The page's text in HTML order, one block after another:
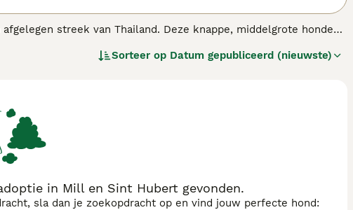
streek van Thailand. Deze knappe, middelgrote honden
in hun geboorteland. Het is een intelligente, actieve en waakse
Sorteer op Datum gepubliceerd (nieuwste)
in Mill en Sint Hubert gevonden.
sla dan je zoekopdracht op en vind jouw perfecte hond: